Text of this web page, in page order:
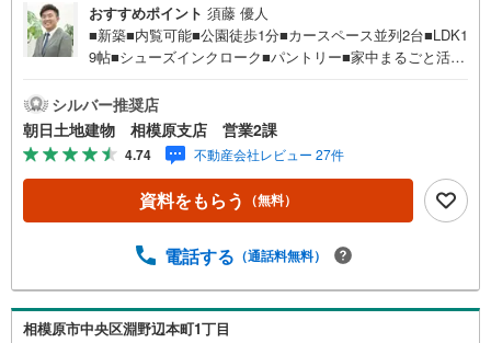
おすすめポイント 須藤 優人
■新築■内覧可能■公園徒歩1分■カースペース並列2台■LDK1
9帖■シューズインクローク■パントリー■家中まるごと活性
時間はお電話が繋がりやすくなっております。人気物件に
は特に問い合わせが集中するため、お早めにお電話くださ
い。「室内・現地を見学する」ボタンよりご予約いただく
とご見学がスムーズです。【創業38周年の実績】弊社は19
85年町田にて開業し、東京・神奈川・埼玉エリアに13店舗
展開しております。契約件数5万件を突破し、数多くの実績
ようになりました。私達はお客様に安心感をお持ち頂ける
件情報を紹介しておりますが、その後の物件のご説明、資
金計画、税金相談などについては、上司である担当課長も
シルバー推奨店
朝日土地建物 相模原支店 営業2課
4.74 不動産会社レビュー 27件
資料をもらう （無料）
電話する （通話料無料）
相模原市中央区淵野辺本町1丁目